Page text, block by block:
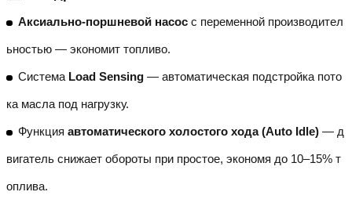
Аксиально-поршневой насос с переменной производител
ьностью — экономит топливо.
Система Load Sensing — автоматическая подстройка пото
ка масла под нагрузку.
Функция автоматического холостого хода (Auto Idle) — д
вигатель снижает обороты при простое, экономя до 10–15% т
оплива.